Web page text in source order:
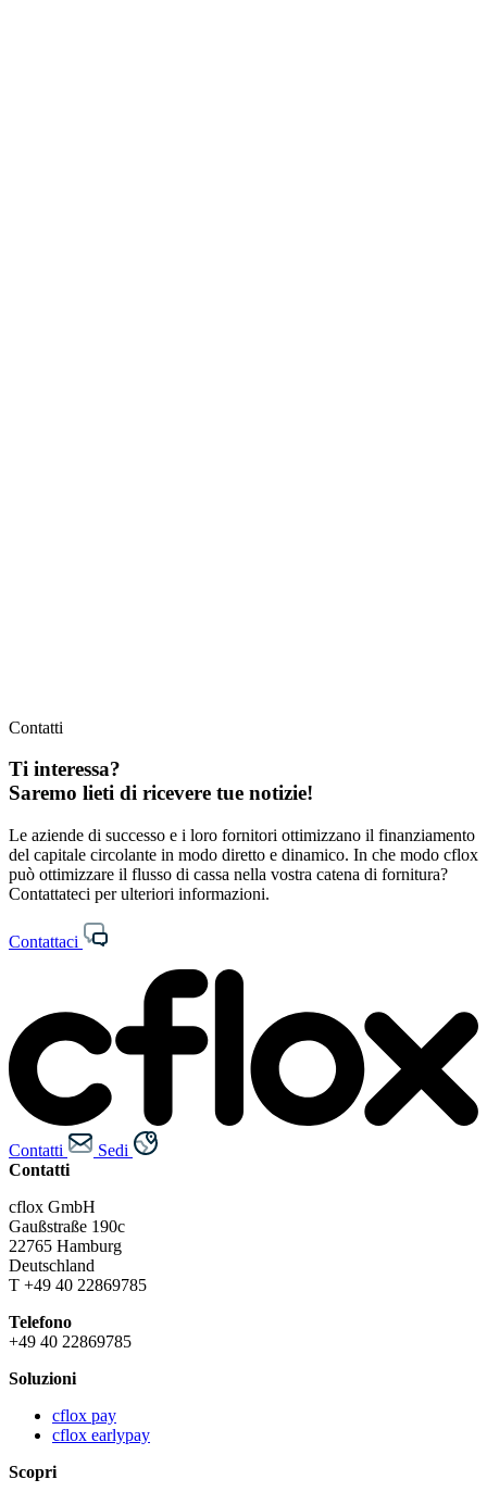
Contatti
Ti interessa?
Saremo lieti di ricevere tue notizie!
Le aziende di successo e i loro fornitori ottimizzano il finanziamento
del capitale circolante in modo diretto e dinamico. In che modo cflox
può ottimizzare il flusso di cassa nella vostra catena di fornitura?
Contattateci per ulteriori informazioni.
Contattaci
Contatti
Sedi
Contatti
cflox GmbH
Gaußstraße 190c
22765 Hamburg
Deutschland
T +49 40 22869785
Telefono
+49 40 22869785
Soluzioni
cflox pay
cflox earlypay
Scopri